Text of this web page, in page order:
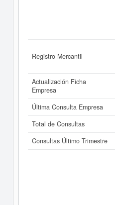
Registro Mercantil
Actualización Ficha
Empresa
Última Consulta Empresa
Total de Consultas
Consultas Último Trimestre